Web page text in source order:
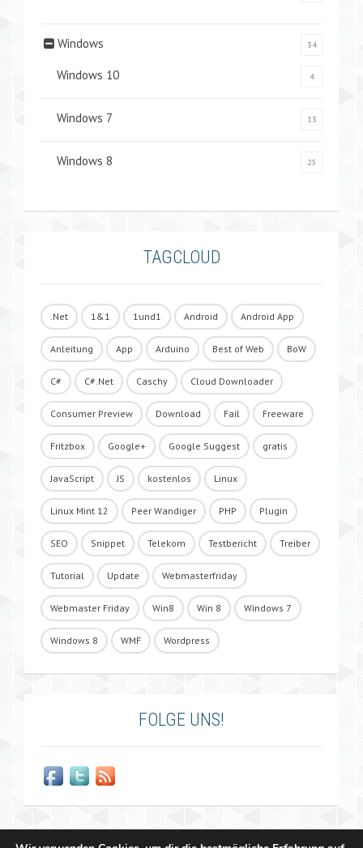
Windows 34
Windows 10 4
Windows 7 13
Windows 8 25
TAGCLOUD
.Net 1&1 1und1 Android Android App
Anleitung App Arduino Best of Web BoW
C# C#.Net Caschy Cloud Downloader
Consumer Preview Download Fail Freeware
Fritzbox Google+ Google Suggest gratis
JavaScript JS kostenlos Linux
Linux Mint 12 Peer Wandiger PHP Plugin
SEO Snippet Telekom Testbericht Treiber
Tutorial Update Webmasterfriday
Webmaster Friday Win8 Win 8 Windows 7
Windows 8 WMF Wordpress
FOLGE UNS!